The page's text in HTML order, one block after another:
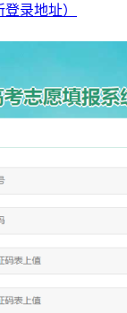
录地址）